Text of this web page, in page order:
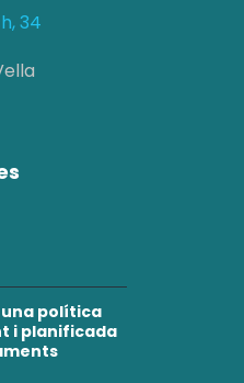
34
política
i planificada